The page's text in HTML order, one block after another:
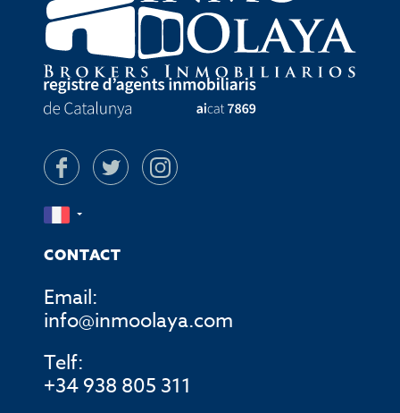
CONTACT
Email:
info@inmoolaya.com
Telf:
+34 938 805 311